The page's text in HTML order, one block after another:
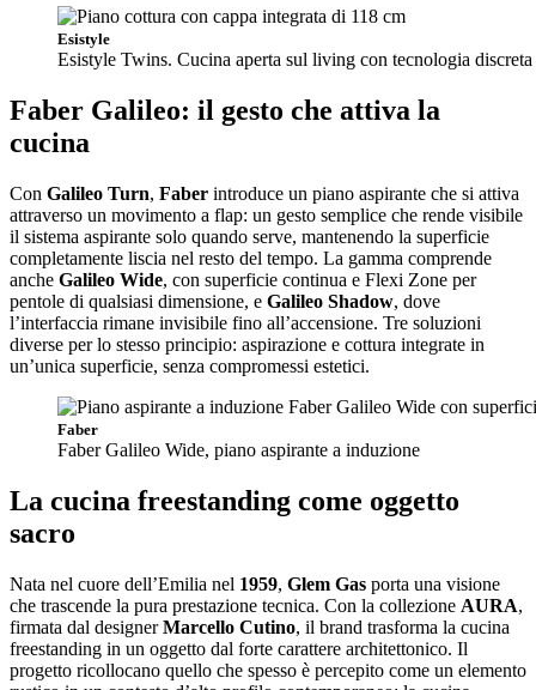
Esistyle
Esistyle Twins. Cucina aperta sul living con tecnologia discreta
Faber Galileo: il gesto che attiva la
cucina
Con Galileo Turn, Faber introduce un piano aspirante che si attiva
attraverso un movimento a flap: un gesto semplice che rende visibile
il sistema aspirante solo quando serve, mantenendo la superficie
completamente liscia nel resto del tempo. La gamma comprende
anche Galileo Wide, con superficie continua e Flexi Zone per
pentole di qualsiasi dimensione, e Galileo Shadow, dove
l’interfaccia rimane invisibile fino all’accensione. Tre soluzioni
diverse per lo stesso principio: aspirazione e cottura integrate in
un’unica superficie, senza compromessi estetici.
Faber
Faber Galileo Wide, piano aspirante a induzione
La cucina freestanding come oggetto
sacro
Nata nel cuore dell’Emilia nel 1959, Glem Gas porta una visione
che trascende la pura prestazione tecnica. Con la collezione AURA,
firmata dal designerMarcello Cutino, il brand trasforma la cucina
freestanding in un oggetto dal forte carattere architettonico. Il
progetto ricollocano quello che spesso è percepito come un elemento